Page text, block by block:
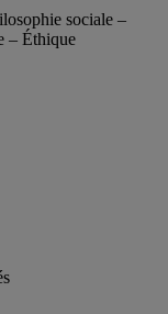
sociale –
– Éthique